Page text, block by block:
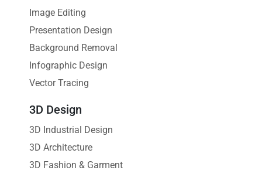
Image Editing
Presentation Design
Background Removal
Infographic Design
Vector Tracing
3D Design
3D Industrial Design
3D Architecture
3D Fashion & Garment